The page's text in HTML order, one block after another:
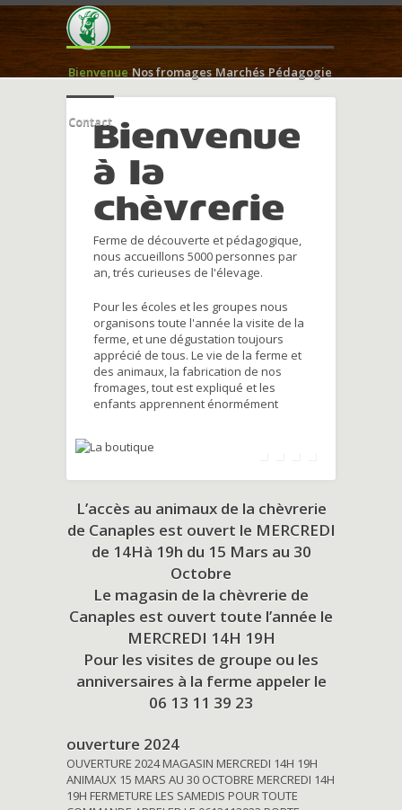
Bienvenue Nos fromages Marchés Pédagogie
ContactBienvenue
à la
chèvrerie
Ferme de découverte et pédagogique,
nous accueillons 5000 personnes par
an, trés curieuses de l'élevage.
Pour les écoles et les groupes nous
organisons toute l'année la visite de la
ferme, et une dégustation toujours
apprécié de tous. Le vie de la ferme et
des animaux, la fabrication de nos
fromages, tout est expliqué et les
enfants apprennent énormément
L’accès au animaux de la chèvrerie
de Canaples est ouvert le MERCREDI
de 14Hà 19h du 15 Mars au 30
Octobre
Le magasin de la chèvrerie de
Canaples est ouvert toute l’année le
MERCREDI 14H 19H
Pour les visites de groupe ou les
anniversaires à la ferme appeler le
06 13 11 39 23
ouverture 2024
OUVERTURE 2024 MAGASIN MERCREDI 14H 19H
ANIMAUX 15 MARS AU 30 OCTOBRE MERCREDI 14H
19H FERMETURE LES SAMEDIS POUR TOUTE